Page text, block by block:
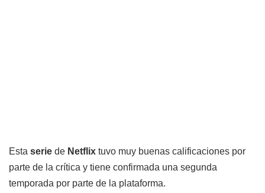
Esta serie de Netflix tuvo muy buenas calificaciones por
parte de la crítica y tiene confirmada una segunda
temporada por parte de la plataforma.